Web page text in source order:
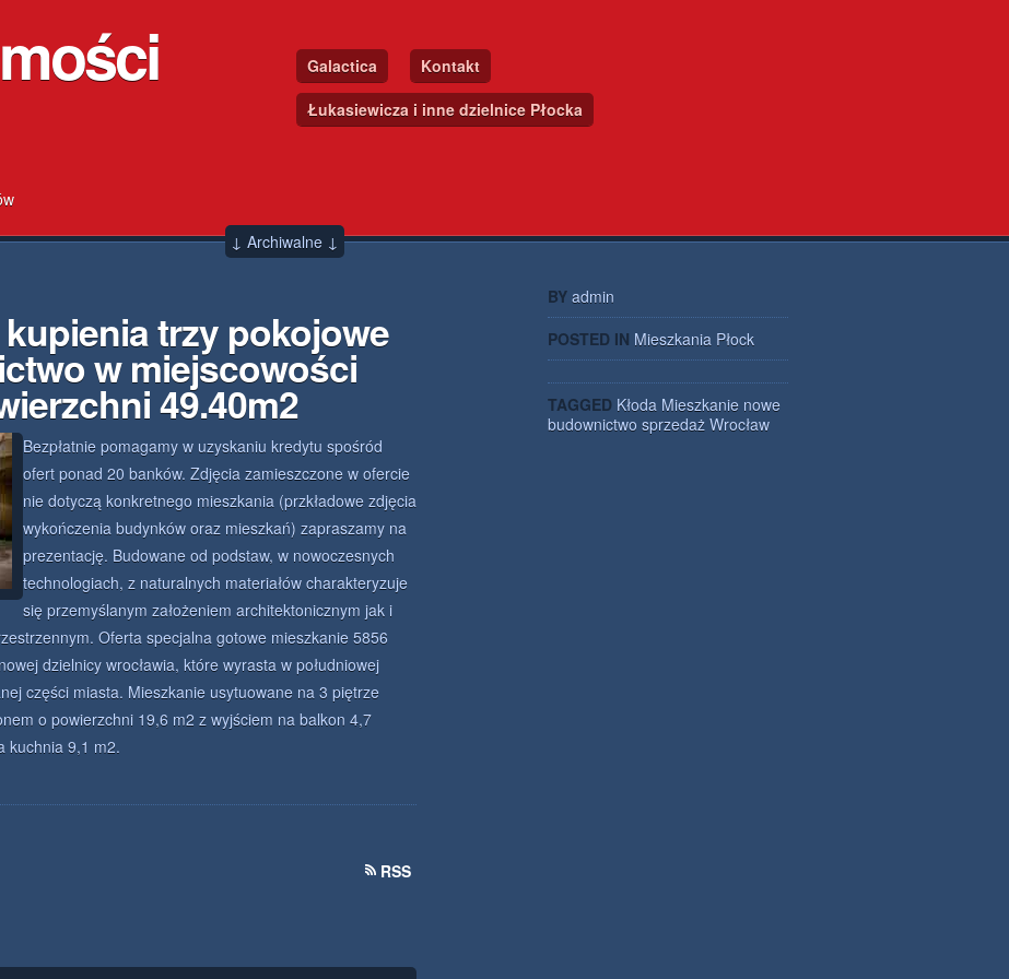
Galactica
Kontakt
Łukasiewicza i inne dzielnice Płocka
↓ Archiwalne ↓
trzy pokojowe
w miejscowości
49.40m2
Bezpłatnie pomagamy w uzyskaniu kredytu spośród
ofert ponad 20 banków. Zdjęcia zamieszczone w ofercie
nie dotyczą konkretnego mieszkania (przkładowe zdjęcia
wykończenia budynków oraz mieszkań) zapraszamy na
prezentację. Budowane od podstaw, w nowoczesnych
technologiach, z naturalnych materiałów charakteryzuje
się przemyślanym założeniem architektonicznym jak i
Oferta specjalna gotowe mieszkanie 5856
dzielnicy wrocławia, które wyrasta w południowej
części miasta. Mieszkanie usytuowane na 3 piętrze
o powierzchni 19,6 m2 z wyjściem na balkon 4,7
kuchnia 9,1 m2.
RSS
BY admin
POSTED IN Mieszkania Płock
TAGGED Kłoda Mieszkanie nowe
budownictwo sprzedaż Wrocław